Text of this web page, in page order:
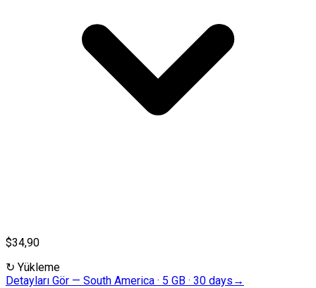
$34,90
↻ Yükleme
Detayları Gör — South America · 5 GB · 30 days →